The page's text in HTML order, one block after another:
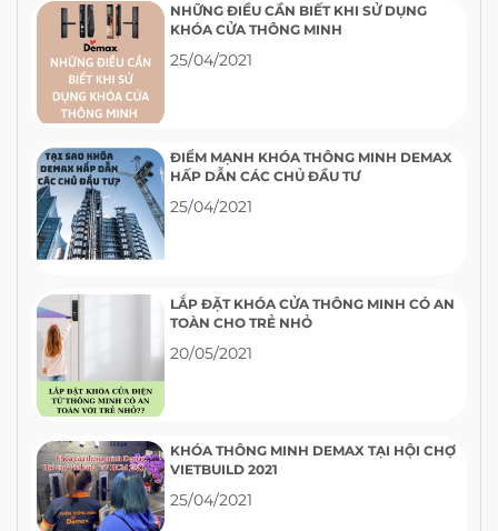
NHỮNG ĐIỀU CẦN BIẾT KHI SỬ DỤNG
KHÓA CỬA THÔNG MINH
25/04/2021
ĐIỂM MẠNH KHÓA THÔNG MINH DEMAX
HẤP DẪN CÁC CHỦ ĐẦU TƯ
25/04/2021
LẮP ĐẶT KHÓA CỬA THÔNG MINH CÓ AN
TOÀN CHO TRẺ NHỎ
20/05/2021
KHÓA THÔNG MINH DEMAX TẠI HỘI CHỢ
VIETBUILD 2021
25/04/2021